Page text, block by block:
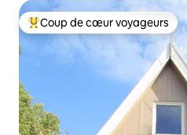
Coups de cœur voyageurs les
Coup de cœur voyageurs